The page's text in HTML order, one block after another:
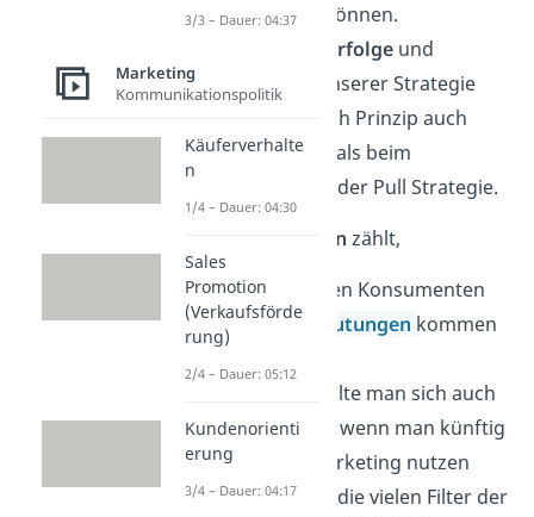
ansprechen können.
Kurzfristige Erfolgeund
Wirkungen unserer Strategie
sind beim Push Prinzip auch
eher möglich als beim
Gegenspieler der Pull Strategie.
Nachteilen zählt,
Dass es bei den Konsumenten
zuReizüberflutungen kommen
Außerdem sollte man sich auch
bewusst sein, wenn man künftig
viel online Marketing nutzen
möchte, dass die vielen Filter der
3/3 – Dauer: 04:37
Marketing
Kommunikationspolitik
Käuferverhalte
n
1/4 – Dauer: 04:30
Sales
Promotion
(Verkaufsförde
rung)
2/4 – Dauer: 05:12
Kundenorienti
erung
3/4 – Dauer: 04:17